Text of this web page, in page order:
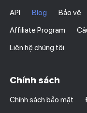
API Blog Bảo vệ
Affiliate Program
Liên hệ chúng tôi
Chính sách
Chính sách bảo mật